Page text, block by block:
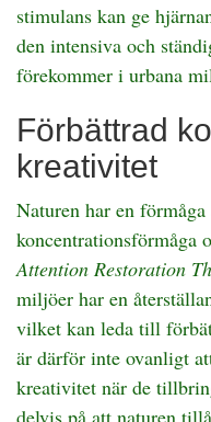
stimulans kan ge
den intensiva och
förekommer i urbana
Förbättrad
kreativitet
Naturen har en
koncentrationsförmåga
Attention Restoration
miljöer har en
vilket kan leda till
är därför inte ovanligt
kreativitet när de
delvis på att naturen